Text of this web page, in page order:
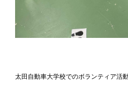
太田自動車大学校でのボランティア活